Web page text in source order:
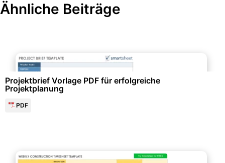
Ähnliche Beiträge
Projektbrief Vorlage PDF für erfolgreiche
Projektplanung
PDF